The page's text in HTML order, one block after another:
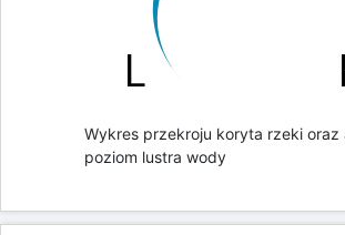
Wykres przekroju koryta rzeki oraz
poziom lustra wody